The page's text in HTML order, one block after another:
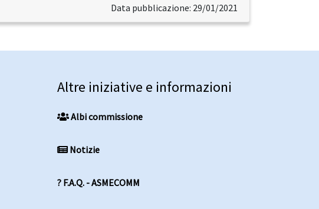
Data pubblicazione: 29/01/2021
Altre iniziative e informazioni
Albi commissione
Notizie
? F.A.Q. - ASMECOMM